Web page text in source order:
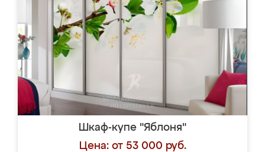
Шкаф-купе "Яблоня"
Цена: от 53 000 руб.